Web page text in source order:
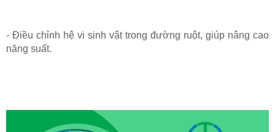
- Điều chỉnh hệ vi sinh vật trong đường ruột, giúp nâng cao
năng suất.